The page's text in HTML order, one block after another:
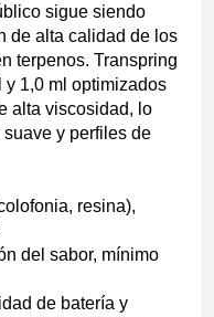
sigue siendo
de alta calidad de los
terpenos. Transpring
y 1,0 ml optimizados
alta viscosidad, lo
y perfiles de
resina),
del sabor, mínimo
de batería y